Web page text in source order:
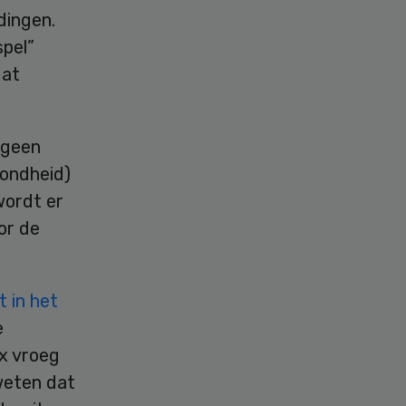
er
de
in het
vroeg
dat